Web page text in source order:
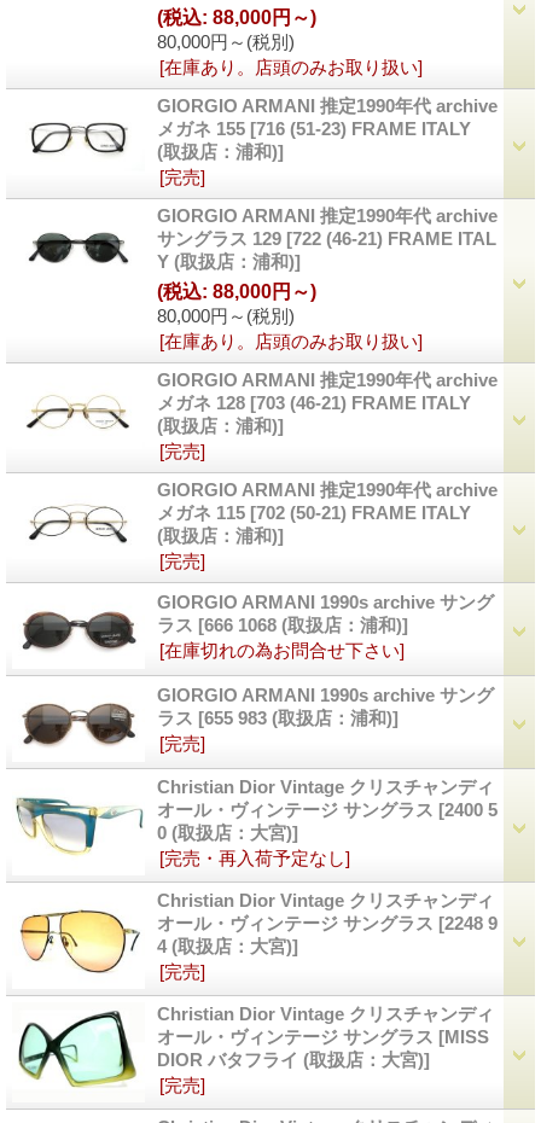
80,000円～ (税別)
(税込: 88,000円～)
[在庫あり。店頭のみお取り扱い]
GIORGIO ARMANI 推定1990年代 archive
メガネ 155 [716 (51-23) FRAME ITALY
(取扱店：浦和)]
[完売]
GIORGIO ARMANI 推定1990年代 archive
サングラス 129 [722 (46-21) FRAME ITAL
Y (取扱店：浦和)]
80,000円～ (税別)
(税込: 88,000円～)
[在庫あり。店頭のみお取り扱い]
GIORGIO ARMANI 推定1990年代 archive
メガネ 128 [703 (46-21) FRAME ITALY
(取扱店：浦和)]
[完売]
GIORGIO ARMANI 推定1990年代 archive
メガネ 115 [702 (50-21) FRAME ITALY
(取扱店：浦和)]
[完売]
GIORGIO ARMANI 1990s archive サング
ラス [666 1068 (取扱店：浦和)]
[在庫切れの為お問合せ下さい]
GIORGIO ARMANI 1990s archive サング
ラス [655 983 (取扱店：浦和)]
[完売]
Christian Dior Vintage クリスチャンディ
オール・ヴィンテージ サングラス [2400 5
0 (取扱店：大宮)]
[完売・再入荷予定なし]
Christian Dior Vintage クリスチャンディ
オール・ヴィンテージ サングラス [2248 9
4 (取扱店：大宮)]
[完売]
Christian Dior Vintage クリスチャンディ
オール・ヴィンテージ サングラス [MISS
DIOR バタフライ (取扱店：大宮)]
[完売]